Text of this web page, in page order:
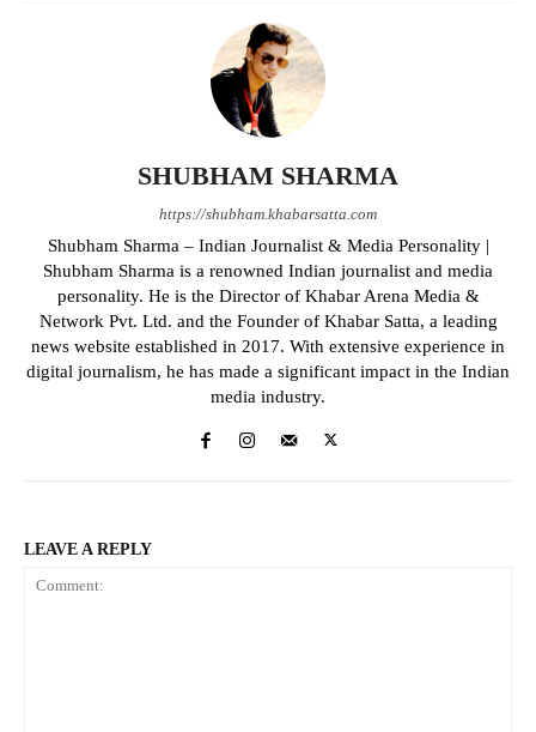
SHUBHAM SHARMA
https://shubham.khabarsatta.com
Shubham Sharma – Indian Journalist & Media Personality |
Shubham Sharma is a renowned Indian journalist and media
personality. He is the Director of Khabar Arena Media &
Network Pvt. Ltd. and the Founder of Khabar Satta, a leading
news website established in 2017. With extensive experience in
digital journalism, he has made a significant impact in the Indian
media industry.
LEAVE A REPLY